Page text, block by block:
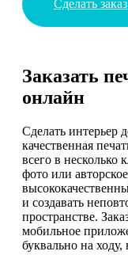
Сделать заказ
Заказать
онлайн
Сделать интерьер
качественная
всего в несколько
фото или
и создавать
пространстве.
мобильное
буквально на